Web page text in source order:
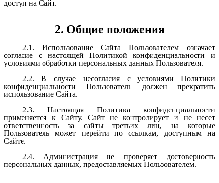
доступ на Сайт.
2. Общие положения
2.1. Использование Сайта Пользователем означает
согласие с настоящей Политикой конфиденциальности и
условиями обработки персональных данных Пользователя.
2.2. В случае несогласия с условиями Политики
конфиденциальности Пользователь должен прекратить
использование Сайта.
2.3. Настоящая Политика конфиденциальности
применяется к Сайту. Сайт не контролирует и не несет
ответственность за сайты третьих лиц, на которые
Пользователь может перейти по ссылкам, доступным на
Сайте.
2.4. Администрация не проверяет достоверность
персональных данных, предоставляемых Пользователем.